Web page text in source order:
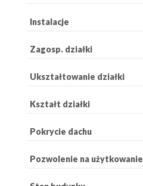
Instalacje
Zagosp. działki
Ukształtowanie działki
Kształt działki
Pokrycie dachu
Pozwolenie na użytkowanie